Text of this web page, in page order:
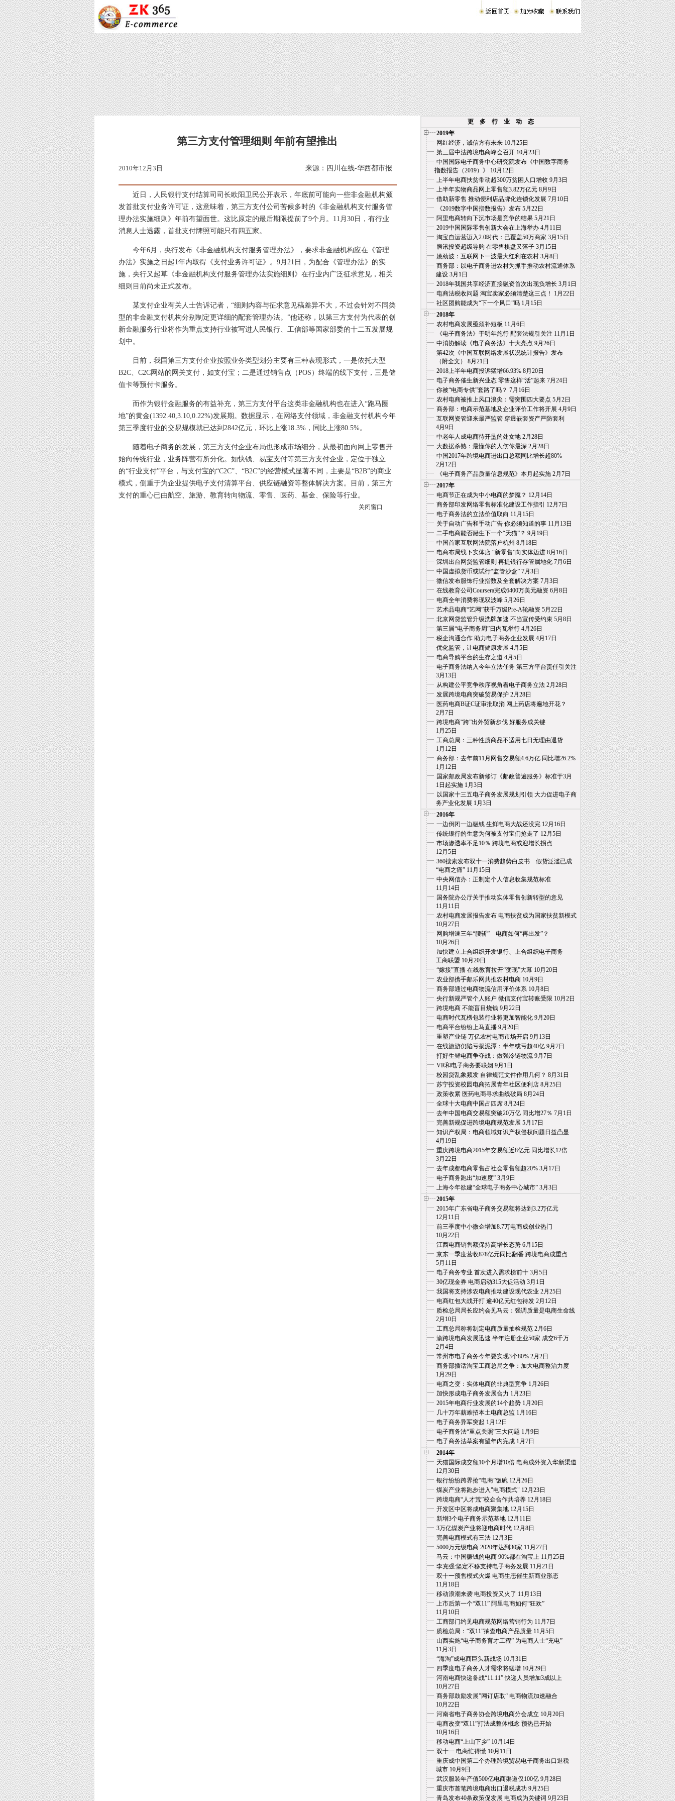
第三方支付管理细则 年前有望推出
2010年12月3日 来源：四川在线-华西都市报
近日，人民银行支付结算司司长欧阳卫民公开表示，年底前可能向一些非金融机构颁
发首批支付业务许可证，这意味着，第三方支付公司苦候多时的《非金融机构支付服务管
理办法实施细则》年前有望面世。这比原定的最后期限提前了9个月。11月30日，有行业
消息人士透露，首批支付牌照可能只有四五家。
今年6月，央行发布《非金融机构支付服务管理办法》，要求非金融机构应在《管理
办法》实施之日起1年内取得《支付业务许可证》。9月21日，为配合《管理办法》的实
施，央行又起草《非金融机构支付服务管理办法实施细则》在行业内广泛征求意见，相关
细则目前尚未正式发布。
某支付企业有关人士告诉记者，“细则内容与征求意见稿差异不大，不过会针对不同类
型的非金融支付机构分别制定更详细的配套管理办法。”他还称，以第三方支付为代表的创
新金融服务行业将作为重点支持行业被写进人民银行、工信部等国家部委的十二五发展规
划中。
目前，我国第三方支付企业按照业务类型划分主要有三种表现形式，一是依托大型
B2C、C2C网站的网关支付，如支付宝；二是通过销售点（POS）终端的线下支付，三是储
值卡等预付卡服务。
而作为银行金融服务的有益补充，第三方支付平台这类非金融机构也在进入“跑马圈
地”的黄金(1392.40,3.10,0.22%)发展期。数据显示，在网络支付领域，非金融支付机构今年
第三季度行业的交易规模就已达到2842亿元，环比上涨18.3%，同比上涨80.5%。
随着电子商务的发展，第三方支付企业布局也形成市场细分，从最初面向网上零售开
始向传统行业，业务阵营有所分化。如快钱、易宝支付等第三方支付企业，定位于独立
的“行业支付”平台，与支付宝的“C2C”、“B2C”的经营模式显著不同，主要是“B2B”的商业
模式，侧重于为企业提供电子支付清算平台、供应链融资等整体解决方案。目前，第三方
支付的重心已由航空、旅游、教育转向物流、零售、医药、基金、保险等行业。
关闭窗口
更 多 行 业 动 态
2019年
网红经济，诚信方有未来 10月25日
第三届中法跨境电商峰会召开 10月23日
中国国际电子商务中心研究院发布《中国数字商务
指数报告（2019）》 10月12日
上半年电商扶贫带动超300万贫困人口增收 9月3日
上半年实物商品网上零售额3.82万亿元 8月9日
借助新零售 推动便利店品牌化连锁化发展 7月10日
《2019数字中国指数报告》发布 5月22日
阿里电商转向下沉市场是竞争的结果 5月21日
2019中国国际零售创新大会在上海举办 4月11日
淘宝自运营迈入2.0时代：已覆盖50万商家 3月15日
腾讯投资超级导购 在零售棋盘又落子 3月15日
姚劲波：互联网下一波最大红利在农村 3月8日
商务部：以电子商务进农村为抓手推动农村流通体系
建设 3月1日
2018年我国共享经济直接融资首次出现负增长 3月1日
电商法税收问题 淘宝卖家必须清楚这三点！ 1月22日
社区团购能成为“下一个风口”吗 1月15日
2018年
农村电商发展亟须补短板 11月6日
《电子商务法》于明年施行 配套法规引关注 11月1日
中消协解读《电子商务法》十大亮点 9月26日
第42次《中国互联网络发展状况统计报告》发布
（附全文） 8月21日
2018上半年电商投诉猛增66.93% 8月20日
电子商务催生新兴业态 零售这样“活”起来 7月24日
你被“电商专供”套路了吗？ 7月16日
农村电商被推上风口浪尖：需突围四大要点 5月2日
商务部：电商示范基地及企业评价工作将开展 4月9日
互联网资管迎来最严监管 穿透嵌套资产严防套利
4月9日
中老年人成电商待开垦的处女地 2月28日
大数据杀熟：最懂你的人伤你最深 2月28日
中国2017年跨境电商进出口总额同比增长超80%
2月12日
《电子商务产品质量信息规范》本月起实施 2月7日
2017年
电商节正在成为中小电商的梦魇？ 12月14日
商务部印发网络零售标准化建设工作指引 12月7日
电子商务法的立法价值取向 11月15日
关于自动广告和手动广告 你必须知道的事 11月13日
二手电商能否诞生下一个“天猫”？ 9月19日
中国首家互联网法院落户杭州 8月18日
电商布局线下实体店 “新零售”向实体迈进 8月16日
深圳出台网贷监管细则 再提银行存管属地化 7月6日
中国虚拟货币或试行“监管沙盒” 7月3日
微信发布服饰行业指数及全套解决方案 7月3日
在线教育公司Coursera完成6400万美元融资 6月8日
电商全年消费将现双波峰 5月26日
艺术品电商“艺网”获千万级Pre-A轮融资 5月22日
北京网贷监管升级洗牌加速 不当宣传受约束 5月8日
第三届“电子商务周”日内瓦举行 4月26日
税企沟通合作 助力电子商务企业发展 4月17日
优化监管，让电商健康发展 4月5日
电商导购平台的生存之道 4月5日
电子商务法纳入今年立法任务 第三方平台责任引关注
3月13日
从构建公平竞争秩序视角看电子商务立法 2月28日
发展跨境电商突破贸易保护 2月28日
医药电商B证C证审批取消 网上药店将遍地开花？
2月7日
跨境电商“跨”出外贸新步伐 好服务成关键
1月25日
工商总局：三种性质商品不适用七日无理由退货
1月12日
商务部：去年前11月网售交易额4.6万亿 同比增26.2%
1月12日
国家邮政局发布新修订《邮政普遍服务》标准于3月
1日起实施 1月3日
以国家十三五电子商务发展规划引领 大力促进电子商
务产业化发展 1月3日
2016年
一边倒闭一边融钱 生鲜电商大战还没完 12月16日
传统银行的生意为何被支付宝们抢走了 12月5日
市场渗透率不足10％ 跨境电商或迎增长拐点
12月5日
360搜索发布双十一消费趋势白皮书 假货泛滥已成
“电商之痛” 11月15日
中央网信办：正制定个人信息收集规范标准
11月14日
国务院办公厅关于推动实体零售创新转型的意见
11月11日
农村电商发展报告发布 电商扶贫成为国家扶贫新模式
10月27日
网购增速三年“腰斩” 电商如何“再出发”？
10月26日
加快建立上合组织开发银行、上合组织电子商务
工商联盟 10月20日
“嫁接”直播 在线教育拉开“变现”大幕 10月20日
农业部携手邮乐网共推农村电商 10月9日
商务部通过电商物流信用评价体系 10月8日
央行新规严管个人账户 微信支付宝转账受限 10月2日
跨境电商 不能盲目烧钱 9月22日
电商时代瓦楞包装行业将更加智能化 9月20日
电商平台纷纷上马直播 9月20日
重塑产业链 万亿农村电商市场开启 9月13日
在线旅游仍陷亏损泥潭：半年或亏超40亿 9月7日
打好生鲜电商争夺战：做强冷链物流 9月7日
VR和电子商务要联姻 9月1日
校园贷乱象频发 自律规范文件作用几何？ 8月31日
苏宁投资校园电商拓展青年社区便利店 8月25日
政策收紧 医药电商寻求曲线破局 8月24日
全球十大电商中国占四席 8月24日
去年中国电商交易额突破20万亿 同比增27％ 7月1日
完善新规促进跨境电商规范发展 5月17日
知识产权局：电商领域知识产权侵权问题日益凸显
4月19日
重庆跨境电商2015年交易额近8亿元 同比增长12倍
3月22日
去年成都电商零售占社会零售额超20% 3月17日
电子商务跑出“加速度” 3月9日
上海今年欲建“全球电子商务中心城市” 3月3日
2015年
2015年广东省电子商务交易额将达到3.2万亿元
12月11日
前三季度中小微企增加8.7万电商成创业热门
10月22日
江西电商销售额保持高增长态势 6月15日
京东一季度营收878亿元同比翻番 跨境电商成重点
5月11日
电子商务专业 首次进入需求榜前十 3月5日
30亿现金券 电商启动315大促活动 3月1日
我国将支持涉农电商推动建设现代农业 2月25日
电商红包大战开打 逾40亿元红包待发 2月12日
质检总局局长应约会见马云：强调质量是电商生命线
2月10日
工商总局称将制定电商质量抽检规范 2月6日
渝跨境电商发展迅速 半年注册企业50家 成交6千万
2月4日
常州市电子商务今年要实现3个80% 2月2日
商务部插话淘宝工商总局之争：加大电商整治力度
1月29日
电商之变：实体电商的非典型竞争 1月26日
加快形成电子商务发展合力 1月23日
2015年电商行业发展的14个趋势 1月20日
几十万年薪难招本土电商总监 1月16日
电子商务异军突起 1月12日
电子商务法“重点关照”三大问题 1月9日
电子商务法草案有望年内完成 1月7日
2014年
天猫国际成交额10个月增10倍 电商成外资入华新渠道
12月30日
银行纷纷跨界抢“电商”饭碗 12月26日
煤炭产业将跑步进入"电商模式" 12月23日
跨境电商“人才荒”校企合作共培养 12月18日
开发区中区将成电商聚集地 12月15日
新增3个电子商务示范基地 12月11日
3万亿煤炭产业将迎电商时代 12月8日
完善电商模式有三法 12月3日
5000万元级电商 2020年达到30家 11月27日
马云：中国赚钱的电商 90%都在淘宝上 11月25日
李克强:坚定不移支持电子商务发展 11月21日
双十一预售模式火爆 电商生态催生新商业形态
11月18日
移动浪潮来袭 电商投资又火了 11月13日
上市后第一个“双11” 阿里电商如何“狂欢”
11月10日
工商部门约见电商规范网络营销行为 11月7日
质检总局：“双11”抽查电商产品质量 11月5日
山西实施“电子商务育才工程” 为电商人士“充电”
11月3日
“海淘”成电商巨头新战场 10月31日
四季度电子商务人才需求将猛增 10月29日
河南电商快递备战“11.11” 快递人员增加3成以上
10月27日
商务部鼓励发展”网订店取“ 电商物流加速融合
10月22日
河南省电子商务协会跨境电商分会成立 10月20日
电商改变“双11”打法成整体概念 预热已开始
10月16日
移动电商“上山下乡” 10月14日
双十一 电商忙得慌 10月11日
重庆成中国第二个办理跨境贸易电子商务出口退税
城市 10月9日
武汉服装年产值500亿电商渠道仅100亿 9月28日
重庆市首笔跨境电商出口退税成功 9月25日
青岛发布40条政策促发展 电商成为关键词 9月23日